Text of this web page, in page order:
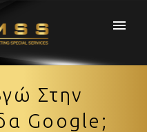
Στην
Google;